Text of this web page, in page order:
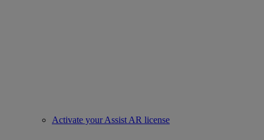
Activate your Assist AR license